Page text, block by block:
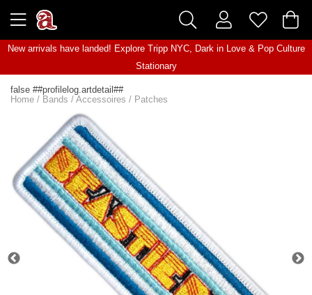
New arrivals have landed! Explore Tripp NYC, Dark in Love& Pop Culture
Stationary
false ##profilelog.artdetail##
Home / Bands / Accessoires / Patches